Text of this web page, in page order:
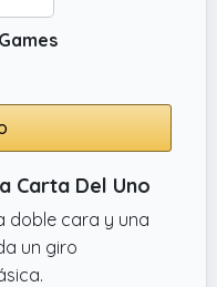
Carta Del Uno
doble cara y una
un giro